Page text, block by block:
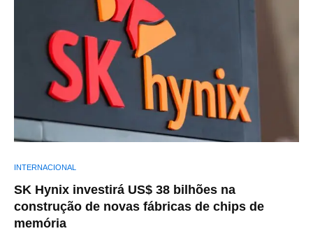
INTERNACIONAL
SK Hynix investirá US$ 38 bilhões na
construção de novas fábricas de chips de
memória